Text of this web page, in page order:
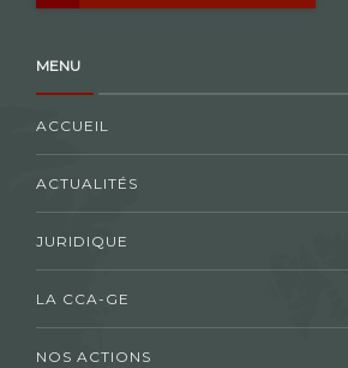
MENU
ACCUEIL
ACTUALITÉS
JURIDIQUE
LA CCA-GE
NOS ACTIONS